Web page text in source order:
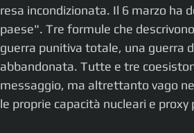
resa incondizionata. Il 6 marzo ha
paese". Tre formule che
guerra punitiva totale, una guerra
abbandonata. Tutte e tre
messaggio, ma altrettanto vago
le proprie capacità nucleari e proxy